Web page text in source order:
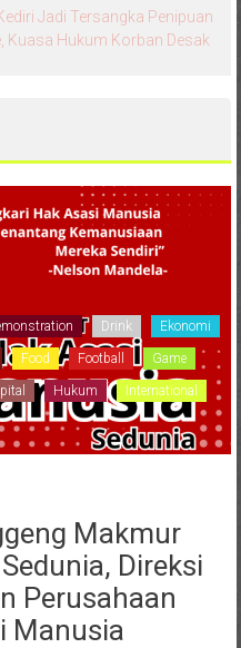
Jadi Tersangka Penipuan
Kuasa Hukum Korban Desak
Drink Ekonomi
Food Football Game
Hukum International
Makmur
Direksi
Perusahaan
Manusia